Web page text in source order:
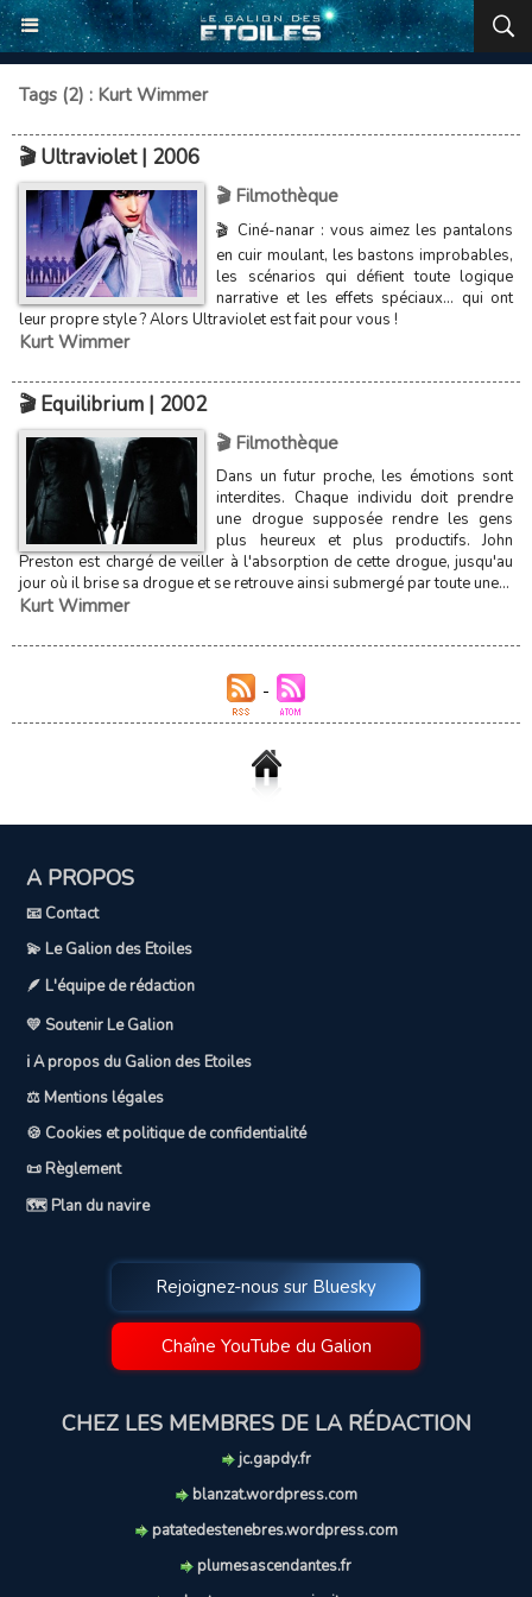
Tags (2) : Kurt Wimmer
🎬 Ultraviolet | 2006
🎬 Filmothèque
🎬 Ciné-nanar : vous aimez les pantalons
en cuir moulant, les bastons improbables,
les scénarios qui défient toute logique
narrative et les effets spéciaux... qui ont
leur propre style ? Alors Ultraviolet est fait pour vous !
Kurt Wimmer
🎬 Equilibrium | 2002
🎬 Filmothèque
Dans un futur proche, les émotions sont
interdites. Chaque individu doit prendre
une drogue supposée rendre les gens
plus heureux et plus productifs. John
Preston est chargé de veiller à l'absorption de cette drogue, jusqu'au
jour où il brise sa drogue et se retrouve ainsi submergé par toute une...
Kurt Wimmer
A PROPOS
📧 Contact
💫 Le Galion des Etoiles
🪶 L'équipe de rédaction
💛 Soutenir Le Galion
ℹ️ A propos du Galion des Etoiles
⚖️ Mentions légales
🍪 Cookies et politique de confidentialité
📜 Règlement
🗺️ Plan du navire
Rejoignez-nous sur Bluesky
Chaîne YouTube du Galion
CHEZ LES MEMBRES DE LA RÉDACTION
jc.gapdy.fr
blanzat.wordpress.com
patatedestenebres.wordpress.com
plumesascendantes.fr